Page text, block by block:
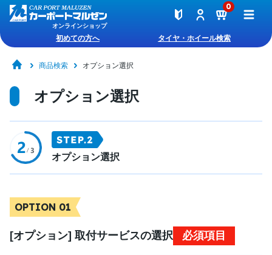
オンラインショップ
0
初めての方へ タイヤ・ホイール検索
商品検索 オプション選択
オプション選択
オプション選択
OPTION 01
[オプション] 取付サービスの選択 必須項目